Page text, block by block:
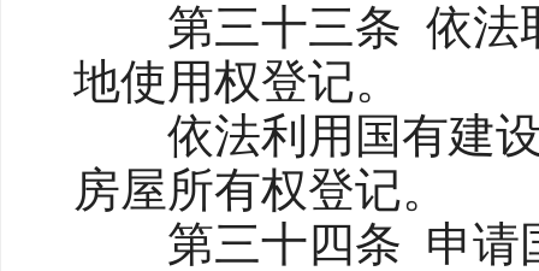
第三十三条 依法取
地使用权登记。
依法利用国有建设
房屋所有权登记。
第三十四条 申请国